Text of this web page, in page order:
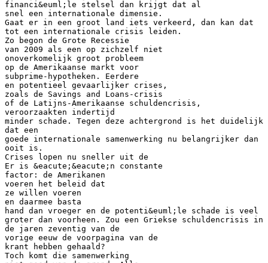
financi&euml;le stelsel dan krijgt dat al
snel een internationale dimensie.
Gaat er in een groot land iets verkeerd, dan kan dat
tot een internationale crisis leiden.
Zo begon de Grote Recessie
van 2009 als een op zichzelf niet
onoverkomelijk groot probleem
op de Amerikaanse markt voor
subprime-hypotheken. Eerdere
en potentieel gevaarlijker crises,
zoals de Savings and Loans-crisis
of de Latijns-Amerikaanse schuldencrisis,
veroorzaakten indertijd
minder schade. Tegen deze achtergrond is het duidelijk
dat een
goede internationale samenwerking nu belangrijker dan
ooit is.
Crises lopen nu sneller uit de
Er is &eacute;&eacute;n constante
factor: de Amerikanen
voeren het beleid dat
ze willen voeren
en daarmee basta
hand dan vroeger en de potenti&euml;le schade is veel
groter dan voorheen. Zou een Griekse schuldencrisis in
de jaren zeventig van de
vorige eeuw de voorpagina van de
krant hebben gehaald?
Toch komt die samenwerking